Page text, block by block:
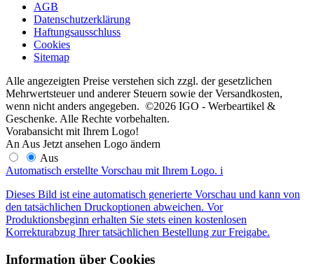
AGB
Datenschutzerklärung
Haftungsausschluss
Cookies
Sitemap
Alle angezeigten Preise verstehen sich zzgl. der gesetzlichen
Mehrwertsteuer und anderer Steuern sowie der Versandkosten,
wenn nicht anders angegeben. ©2026 IGO - Werbeartikel &
Geschenke. Alle Rechte vorbehalten.
Vorabansicht mit Ihrem Logo!
An Aus Jetzt ansehen Logo ändern
Aus
Automatisch erstellte Vorschau mit Ihrem Logo. i
Dieses Bild ist eine automatisch generierte Vorschau und kann von
den tatsächlichen Druckoptionen abweichen. Vor
Produktionsbeginn erhalten Sie stets einen kostenlosen
Korrekturabzug Ihrer tatsächlichen Bestellung zur Freigabe.
Information über Cookies